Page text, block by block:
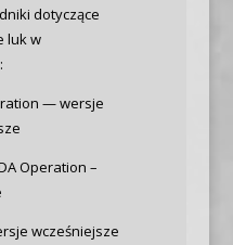
dotyczące
luk w
— wersje
Operation –
wcześniejsze